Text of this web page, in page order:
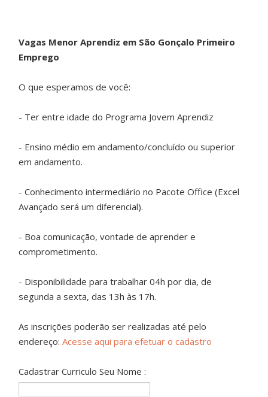
Vagas Menor Aprendiz em São Gonçalo Primeiro
Emprego
O que esperamos de você:
- Ter entre idade do Programa Jovem Aprendiz
- Ensino médio em andamento/concluído ou superior
em andamento.
- Conhecimento intermediário no Pacote Office (Excel
Avançado será um diferencial).
- Boa comunicação, vontade de aprender e
comprometimento.
- Disponibilidade para trabalhar 04h por dia, de
segunda a sexta, das 13h às 17h.
As inscrições poderão ser realizadas até pelo
endereço:Acesse aqui para efetuar o cadastro
Cadastrar Curriculo Seu Nome :